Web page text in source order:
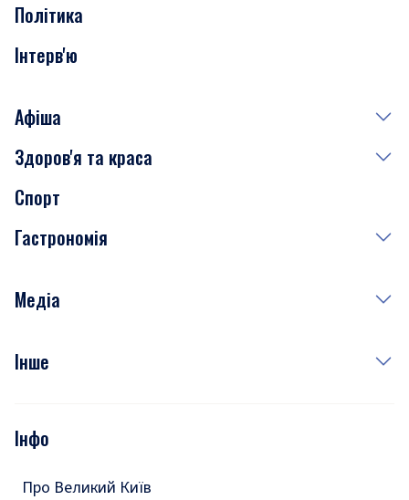
Політика
Інтерв'ю
Афіша
Сьогодні
Завтра
Субота
Здоров'я та краса
Медицина
Краса
Спорт
Гастрономія
Рецепти
Медіа
Фото
Подкасти
Інше
Тести
Інфо
Про Великий Київ